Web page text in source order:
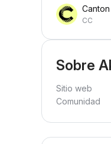
Canton
CC
Sobre
Sitio web
Comunidad